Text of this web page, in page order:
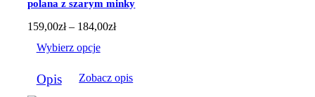
stronie
produktu
polana z szarym minky
159,00zł – 184,00złZakres
do
Wybierz opcje
produkt
ma
Opis Zobacz opis